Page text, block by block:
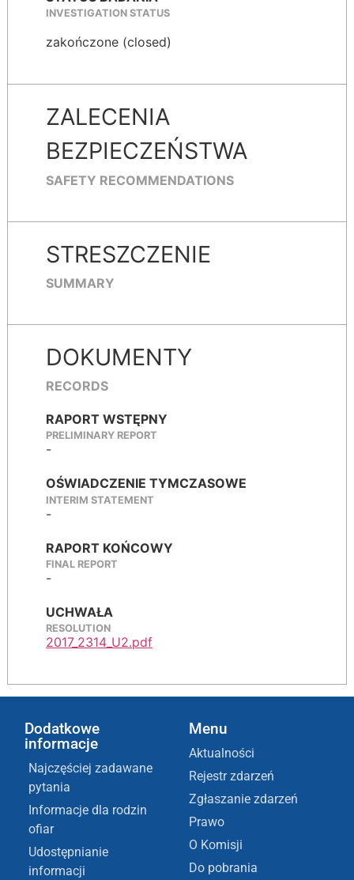
INVESTIGATION STATUS
zakończone (closed)
ZALECENIA
BEZPIECZEŃSTWA
SAFETY RECOMMENDATIONS
STRESZCZENIE
SUMMARY
DOKUMENTY
RECORDS
RAPORT WSTĘPNY
PRELIMINARY REPORT
-
OŚWIADCZENIE TYMCZASOWE
INTERIM STATEMENT
-
RAPORT KOŃCOWY
FINAL REPORT
-
UCHWAŁA
RESOLUTION
2017_2314_U2.pdf
Dodatkowe
informacje
Najczęściej zadawane
pytania
Informacje dla rodzin
ofiar
Udostępnianie
informacji
Menu
Aktualności
Rejestr zdarzeń
Zgłaszanie zdarzeń
Prawo
O Komisji
Do pobrania